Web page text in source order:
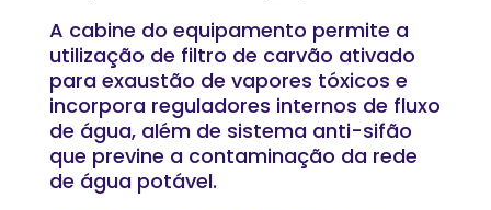
A cabine do equipamento permite a
utilização de filtro de carvão ativado
para exaustão de vapores tóxicos e
incorpora reguladores internos de fluxo
de água, além de sistema anti-sifão
que previne a contaminação da rede
de água potável.